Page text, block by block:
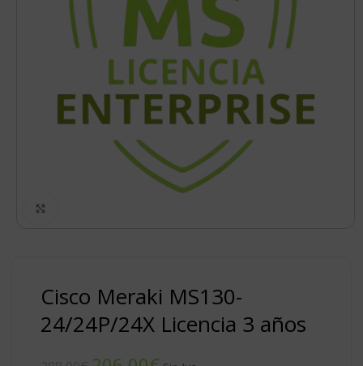
Cisco Meraki MS130-
24/24P/24X Licencia 3 años